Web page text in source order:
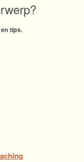
tips.